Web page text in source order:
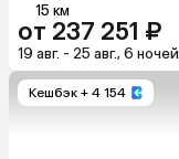
15 км
от 237 251 ₽
19 авг. - 25 авг., 6 ночей
Кешбэк + 4 154